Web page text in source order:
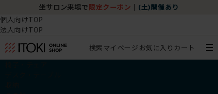
坐サロン来場で 限定クーポン (土)開催あり
個人向けTOP
法人向けTOP
検索マイページ お気に入り カート